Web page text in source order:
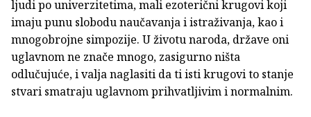
ljudi po univerzitetima, mali ezoterični krugovi koji
imaju punu slobodu naučavanja i istraživanja, kao i
mnogobrojne simpozije. U životu naroda, države oni
uglavnom ne znače mnogo, zasigurno ništa
odlučujuće, i valja naglasiti da ti isti krugovi to stanje
stvari smatraju uglavnom prihvatljivim i normalnim.